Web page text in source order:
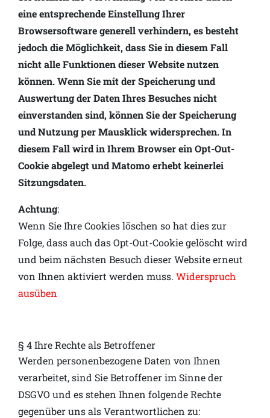
eine entsprechende Einstellung Ihrer
Browsersoftware generell verhindern, es besteht
jedoch die Möglichkeit, dass Sie in diesem Fall
nicht alle Funktionen dieser Website nutzen
können. Wenn Sie mit der Speicherung und
Auswertung der Daten Ihres Besuches nicht
einverstanden sind, können Sie der Speicherung
und Nutzung per Mausklick widersprechen. In
diesem Fall wird in Ihrem Browser ein Opt-Out-
Cookie abgelegt und Matomo erhebt keinerlei
Sitzungsdaten.
Achtung:
Wenn Sie Ihre Cookies löschen so hat dies zur
Folge, dass auch das Opt-Out-Cookie gelöscht wird
und beim nächsten Besuch dieser Website erneut
von Ihnen aktiviert werden muss. Widerspruch
ausüben
§ 4 Ihre Rechte als Betroffener
Werden personenbezogene Daten von Ihnen
verarbeitet, sind Sie Betroffener im Sinne der
DSGVO und es stehen Ihnen folgende Rechte
gegenüber uns als Verantwortlichen zu: